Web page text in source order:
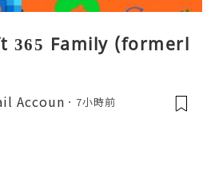
365 Family (formerl
Accoun 7小時前